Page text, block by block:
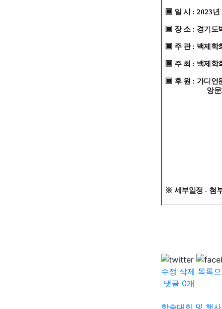
▣ 일 시 : 2023년
▣ 장 소 : 경기도
▣ 주 관: 백제학
▣ 주 최 : 백제학
▣ 후 원 : 가디언
앙
※ 세부일정- 첨
수정 삭제 목록
댓글 0개
학술대회 및 행사